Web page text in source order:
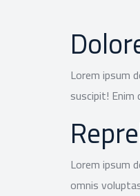
Lorem ipsum
suscipit!
Lorem ipsum
omnis